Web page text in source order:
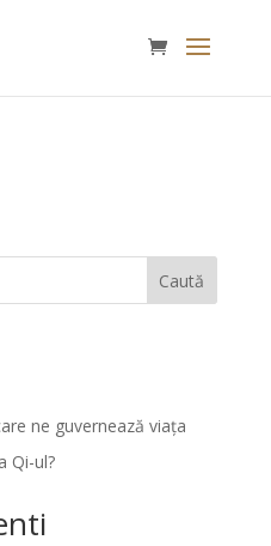
Caută
ne guvernează viața
Qi-ul?